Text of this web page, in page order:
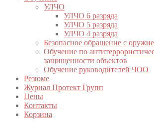
УЛЧО
УЛЧО 6 разряда
УЛЧО 5 разряда
УЛЧО 4 разряда
Безопасное обращение с
Обучение по
защищенности объектов
Обучение руководителей ЧОО
Резюме
Журнал Протект Групп
Цены
Контакты
Корзина